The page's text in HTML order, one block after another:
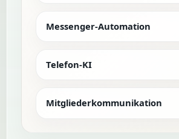
Messenger-Automation
Telefon-KI
Mitglieder­kommunikation